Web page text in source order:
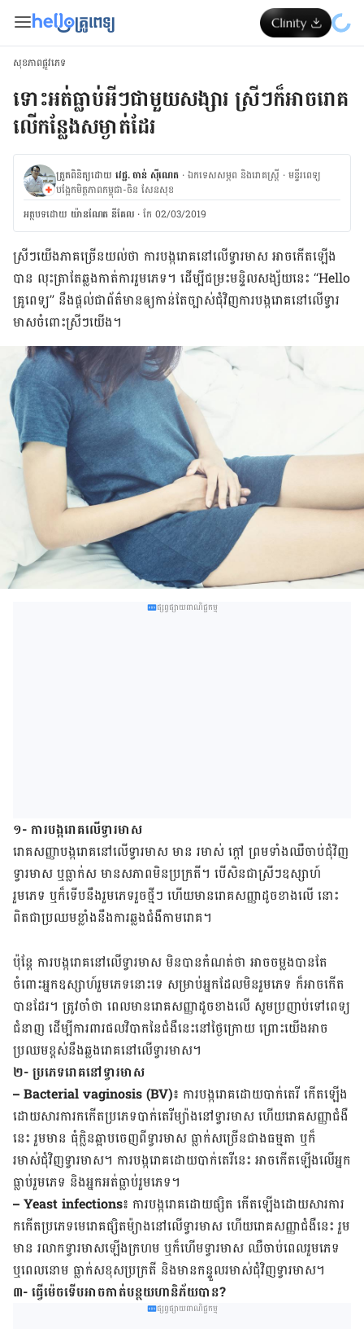
សុខភាពផ្លូវភេទ
ទោះអត់​ធ្លាប់​អីៗ​ជាមួយ​សង្សារ ស្រីៗក៏​អាច​រោគ​
លើកន្លែងសម្ងាត់​ដែរ
ត្រួតពិនិត្យដោយ វេជ្ជ. ចាន់ ស៊ីណេត ·ឯកទេសសម្ភព និងរោគស្ត្រី ·ម​ន្ទីរពេទ្យ
បង្អែកមិត្តភាពកម្ពុជា-ចិន សែនសុខ
អត្ថបទ​ដោយ យ៉ានណែត​ នីគែល · កែ 02/03/2019
ស្រីៗ​យើងភាគច្រើនយល់ថា ការបង្ករោគនៅលើទ្វារមាស អាចកើតឡើង
បាន លុះត្រាតែឆ្លងកាត់ការរួមភេទ។ ដើម្បីជម្រះមន្ទិលសង្ស័យនេះ “Hello
គ្រូពេទ្យ” នឹងផ្ដល់ជាព័ត៌មានឲ្យកាន់តែច្បាស់ជុំវិញការបង្ករោគនៅលើទ្វារ
មាសចំពោះស្រីៗយើង។
ផ្សព្វផ្សាយពាណិជ្ជកម្ម
១- ការបង្ករោគលើទ្វារមាស
រោគសញ្ញា​បង្ករោគនៅលើទ្វារមាស មាន រមាស់ ក្ដៅ ព្រមទាំងឈឺចាប់ជុំវិញ
ទ្វារមាស ឬធ្លាក់ស មានសភាពមិនប្រក្រតី។ បើសិនជាស្រីៗឧស្សាហ៍
រួមភេទ ឬក៏ទើបនឹងរួមភេទរួចថ្មីៗ ហើយមានរោគសញ្ញាដូចខាងលើ នោះ
ពិតជាប្រឈមខ្លាំងនឹងការឆ្លងជំងឺកាមរោគ។
ប៉ុន្តែ ការបង្ករោគនៅលើទ្វារមាស មិនបានកំណត់ថា អាចចម្លងបានតែ
ចំពោះអ្នកឧស្សាហ៍រួមភេទនោះទេ សម្រាប់អ្នកដែលមិនរួមភេទ ក៏អាចកើត
បានដែរ។ ត្រូវចាំថា ពេលមានរោគសញ្ញាដូចខាងលើ សូមប្រញាប់ទៅពេទ្យ
ជំនាញ ដើម្បីការពារ​ផល​វិបាកនៃជំងឺនេះនៅថ្ងៃក្រោយ ព្រោះយើងអាច
ប្រឈមខ្ពស់នឹងឆ្លងរោគនៅលើទ្វារមាស។
២- ប្រភេទរោគនៅទ្វារមាស
– Bacterial vaginosis (BV)៖ ការបង្ករោគដោយបាក់តេរី កើតឡើង
ដោយសារការកកើតប្រភេទបាក់តេរីម្យ៉ាងនៅទ្វារមាស ហើយរោគសញ្ញាជំងឺ
នេះ រួមមាន ធុំក្លិនឆ្អាបចេញពីទ្វារមាស ធ្លាក់សច្រើនជាងធម្មតា ឬក៏
រមាស់ជុំវិញទ្វារមាស។ ការបង្ករោគដោយបាក់តេរីនេះ អាចកើតឡើងលើអ្នក
ធ្លាប់រួមភេទ និងអ្នកអត់ធ្លាប់រួមភេទ។
– Yeast infections៖ ការបង្ករោគដោយផ្សិត កើតឡើងដោយសារការ
កកើតប្រភេទមេរោគផ្សិតម៉្យាងនៅលើទ្វារមាស ហើយរោគសញ្ញាជំងឺនេះ រួម
មាន រលាកទ្វារមាសឡើងក្រហម ឬក៏ហើមទ្វារមាស ឈឺចាប់ពេលរួមភេទ
ឬពេលនោម ធ្លាក់សខុសប្រក្រតី និងមានកន្ទួលរមាស់ជុំវិញទ្វារមាស។
៣- ធ្វើម៉េចទើបអាចកាត់បន្ថយហានិភ័យបាន?
ផ្សព្វផ្សាយពាណិជ្ជកម្ម